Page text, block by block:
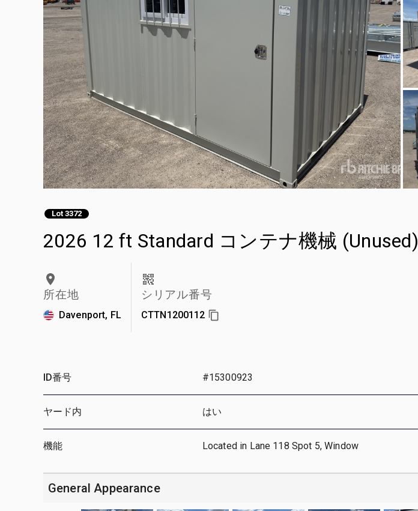
Lot 3372
2026 12 ft Standard コンテナ機械 (Unused)
所在地
Davenport, FL
シリアル番号
CTTN1200112
ID番号 #15300923
ヤード内 はい
機能 Located in Lane 118 Spot 5, Window
General Appearance